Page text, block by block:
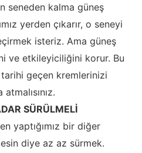
seneden kalma güneş
yerden çıkarır, o seneyi
isteriz. Ama güneş
ve etkileyiciliğini korur. Bu
geçen kremlerinizi
SÜRÜLMELİ
yaptığımız bir diğer
diye az az sürmek.